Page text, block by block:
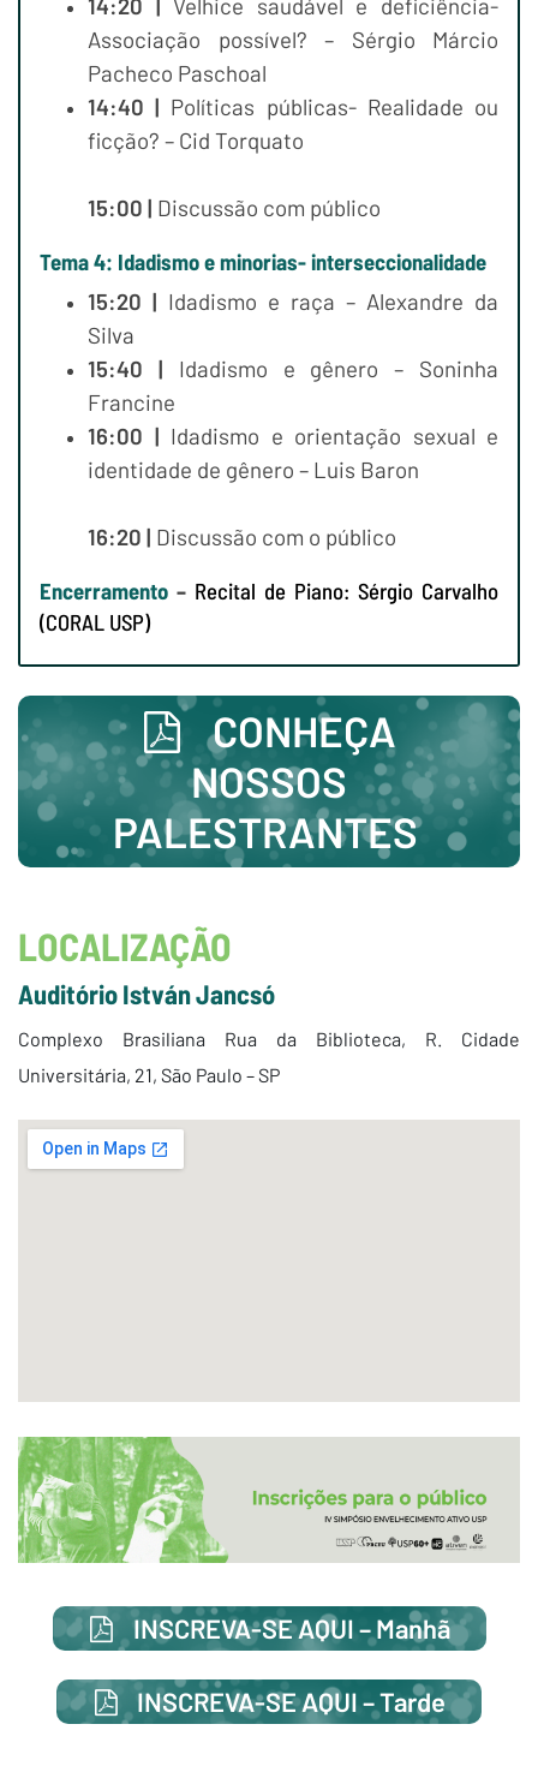
Associação possível? – Sérgio Márcio
Pacheco Paschoal
14:40 | Políticas públicas- Realidade ou
ficção? – Cid Torquato
15:00 | Discussão com público
Tema 4: Idadismo e minorias- interseccionalidade
15:20 | Idadismo e raça – Alexandre da
Silva
15:40 | Idadismo e gênero – Soninha
Francine
16:00 | Idadismo e orientação sexual e
identidade de gênero – Luis Baron
16:20 | Discussão com o público
Encerramento – Recital de Piano: Sérgio Carvalho
(CORAL USP)
CONHEÇA
NOSSOS
PALESTRANTES
LOCALIZAÇÃO
Auditório István Jancsó
Complexo Brasiliana Rua da Biblioteca, R. Cidade
Universitária, 21, São Paulo – SP
INSCREVA-SE AQUI – Manhã
INSCREVA-SE AQUI – Tarde